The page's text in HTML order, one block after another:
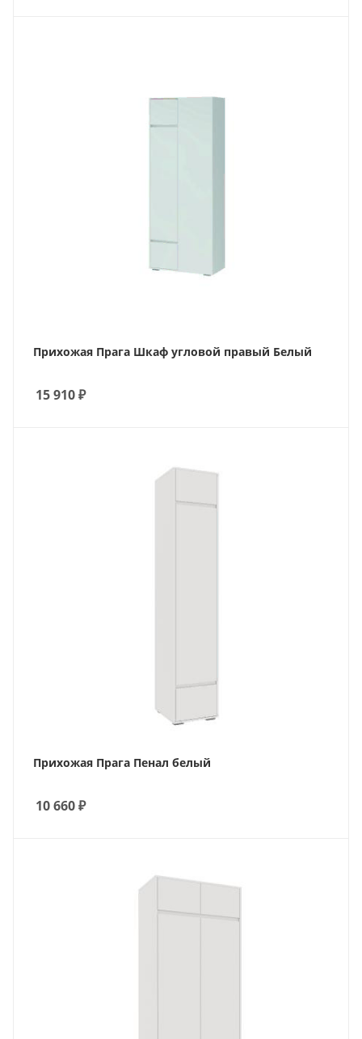
Прихожая Прага Шкаф угловой правый Белый
15 910₽
Прихожая Прага Пенал белый
10 660₽